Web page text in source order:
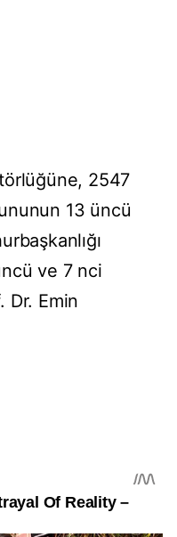
2547
13 üncü
ve 7 nci
Dr. Emin